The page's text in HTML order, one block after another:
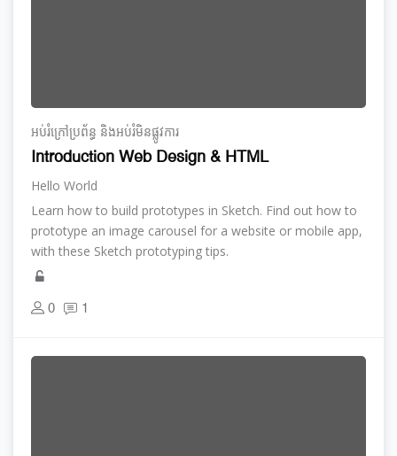
អប់រំ​ក្រៅ​ប្រព័ន្ធ និង​​អប់រំ​មិន​ផ្លូវ​ការ
Introduction Web Design & HTML
Hello World
Learn how to build prototypes in Sketch. Find out how to
prototype an image carousel for a website or mobile app,
with these Sketch prototyping tips.
0 1